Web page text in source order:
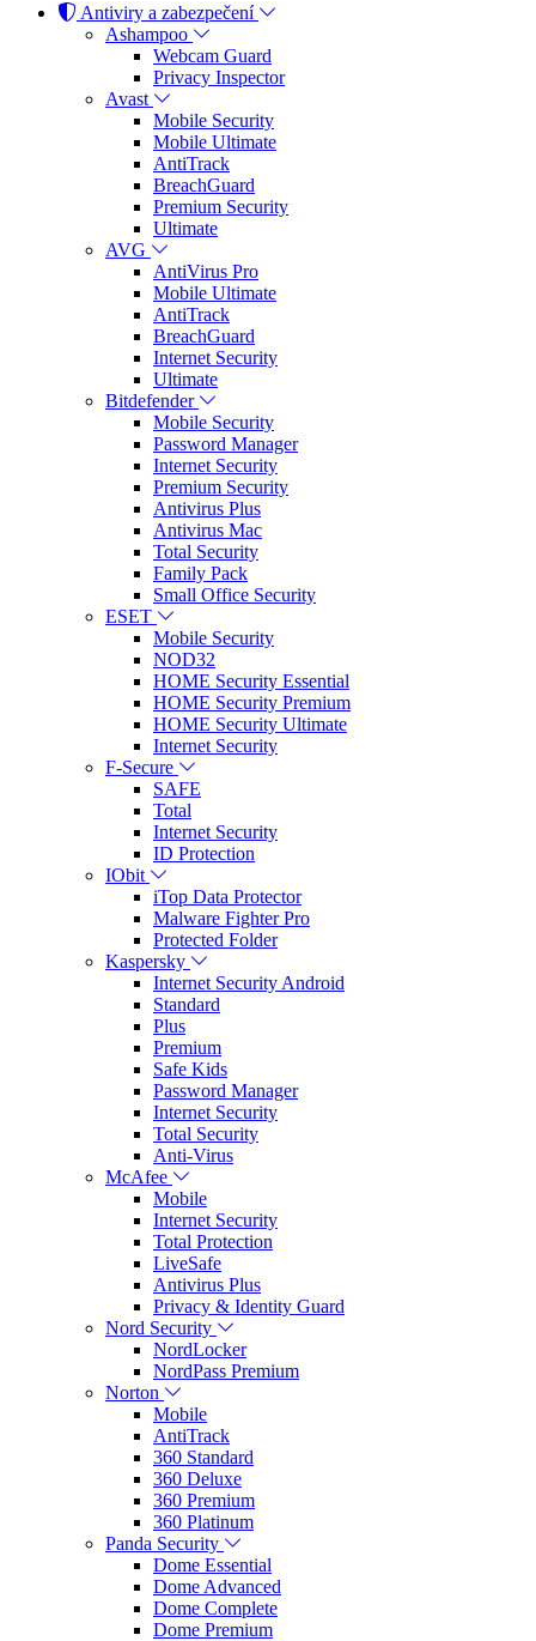
Antiviry a zabezpečení
Ashampoo
Webcam Guard
Privacy Inspector
Avast
Mobile Security
Mobile Ultimate
AntiTrack
BreachGuard
Premium Security
Ultimate
AVG
AntiVirus Pro
Mobile Ultimate
AntiTrack
BreachGuard
Internet Security
Ultimate
Bitdefender
Mobile Security
Password Manager
Internet Security
Premium Security
Antivirus Plus
Antivirus Mac
Total Security
Family Pack
Small Office Security
ESET
Mobile Security
NOD32
HOME Security Essential
HOME Security Premium
HOME Security Ultimate
Internet Security
F-Secure
SAFE
Total
Internet Security
ID Protection
IObit
iTop Data Protector
Malware Fighter Pro
Protected Folder
Kaspersky
Internet Security Android
Standard
Plus
Premium
Safe Kids
Password Manager
Internet Security
Total Security
Anti-Virus
McAfee
Mobile
Internet Security
Total Protection
LiveSafe
Antivirus Plus
Privacy & Identity Guard
Nord Security
NordLocker
NordPass Premium
Norton
Mobile
AntiTrack
360 Standard
360 Deluxe
360 Premium
360 Platinum
Panda Security
Dome Essential
Dome Advanced
Dome Complete
Dome Premium